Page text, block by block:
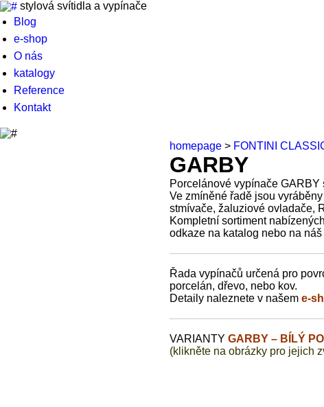
stylová svítidla a vypínače
Blog
e-shop
O nás
katalogy
Reference
Kontakt
homepage > FONTINI
GARBY
Porcelánové vypínače
Ve zmíněné řadě jsou
stmívače, žaluziové ovladače,
Kompletní sortiment
odkaze na katalog nebo na náš
Řada vypínačů určená pro
porcelán, dřevo, nebo kov.
Detaily naleznete v našem e-
VARIANTY GARBY – BÍLÝ
(klikněte na obrázky pro jejich